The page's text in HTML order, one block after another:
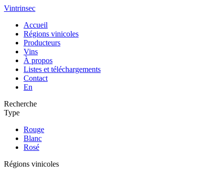
Vintrinsec
Accueil
Régions vinicoles
Producteurs
Vins
À propos
Listes et téléchargements
Contact
En
Recherche
Type
Rouge
Blanc
Rosé
Régions vinicoles